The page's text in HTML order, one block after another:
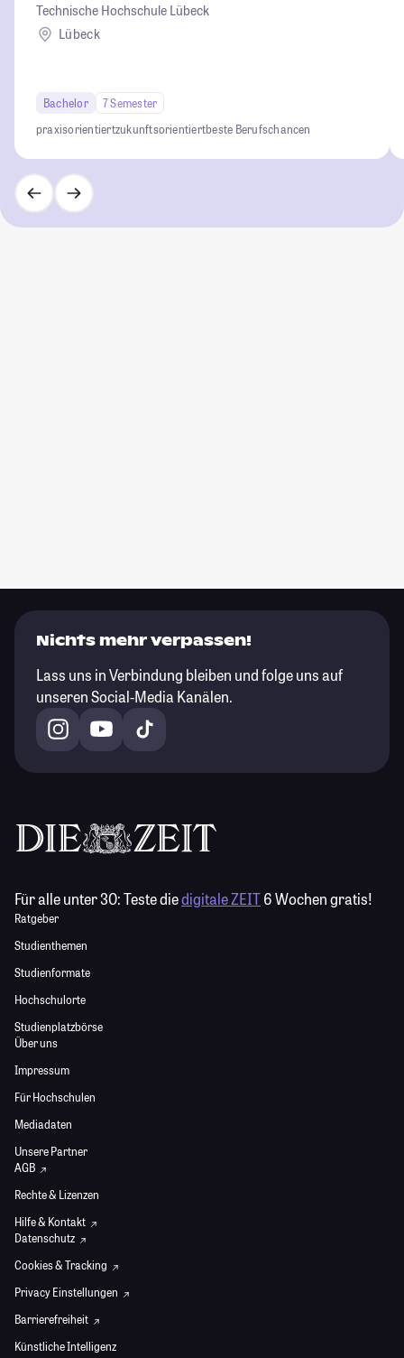
Technische Hochschule Lübeck
Lübeck
Bachelor
7 Semester
praxisorientiertzukunftsorientiertbeste Berufschancen
Nichts mehr verpassen!
Lass uns in Verbindung bleiben und folge uns auf
unseren Social-Media Kanälen.
Für alle unter 30:Teste diedigitale ZEIT6 Wochen gratis!
Ratgeber
Studienthemen
Studienformate
Hochschulorte
Studienplatzbörse
Über uns
Impressum
Für Hochschulen
Mediadaten
Unsere Partner
AGB
Rechte & Lizenzen
Hilfe & Kontakt
Datenschutz
Cookies & Tracking
Privacy Einstellungen
Barrierefreiheit
Künstliche Intelligenz